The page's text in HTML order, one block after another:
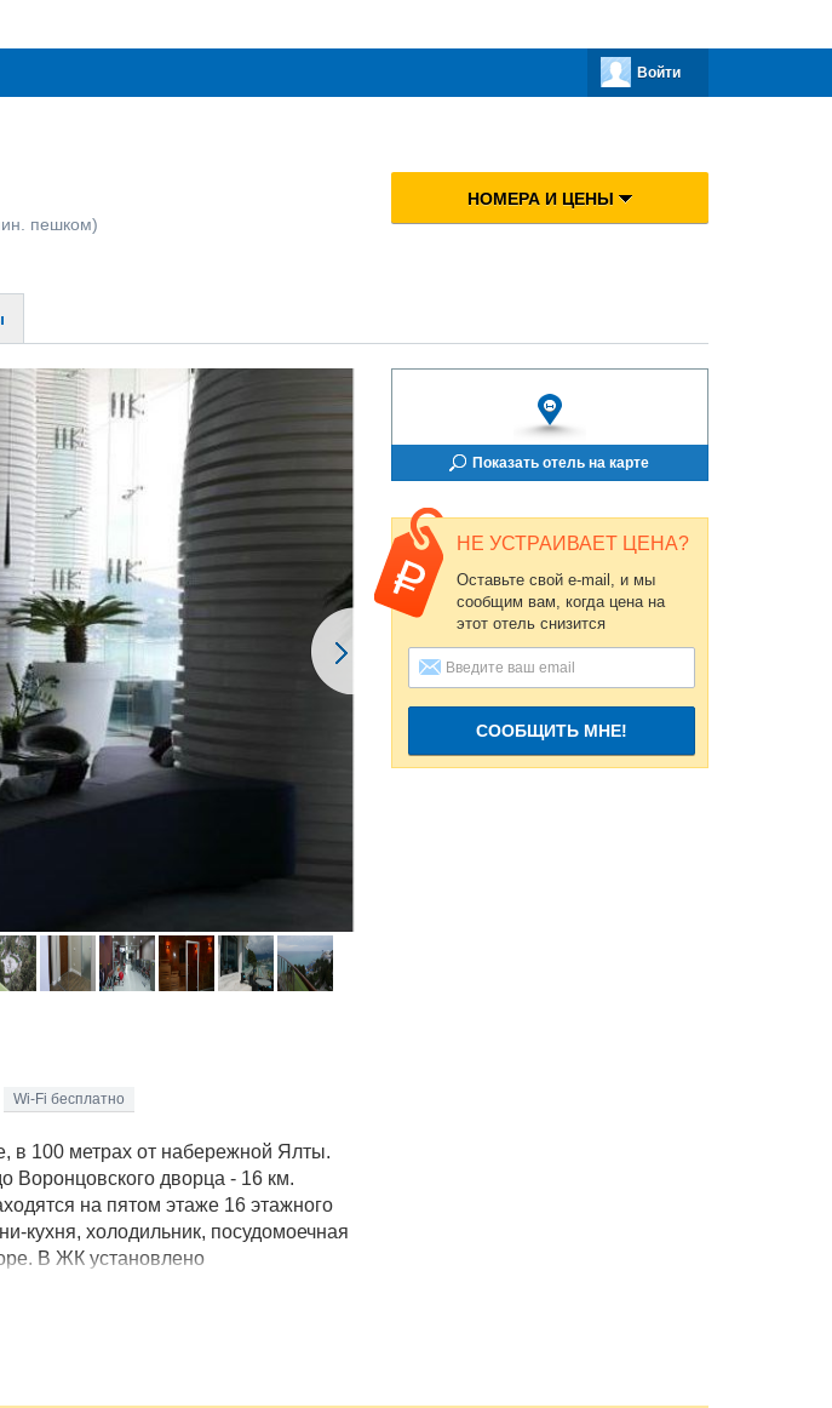
Войти
пешком)
НОМЕРА И ЦЕНЫ
Wi-Fi бесплатно
в 100 метрах от набережной Ялты.
Воронцовского дворца - 16 км.
на пятом этаже 16 этажного
кухня, холодильник, посудомоечная
В ЖК установлено
входят доступ к сети Wi-
Показать отель на карте
НЕ УСТРАИВАЕТ ЦЕНА?
Оставьте свой e-mail, и мы
сообщим вам, когда цена на
этот отель снизится
СООБЩИТЬ МНЕ!